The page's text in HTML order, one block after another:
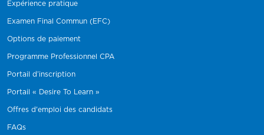
Expérience pratique
Examen Final Commun (EFC)
Options de paiement
Programme Professionnel CPA
Portail d’inscription
Portail « Desire To Learn »
Offres d'emploi des candidats
FAQs